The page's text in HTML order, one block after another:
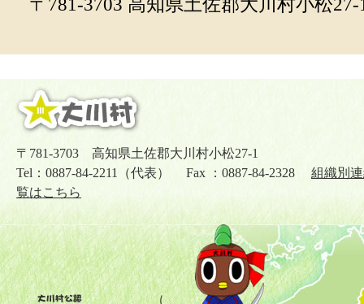
〒781-3703 高知県土佐郡大川村小松27-
〒781-3703 高知県土佐郡大川村小松27-1
Tel：0887-84-2211（代表） Fax ：0887-84-2328 組織別
覧はこちら